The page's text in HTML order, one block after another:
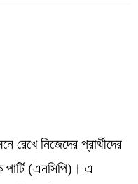
রেখে নিজেদের প্রার্থীদের
পার্টি (এনসিপি)। এ